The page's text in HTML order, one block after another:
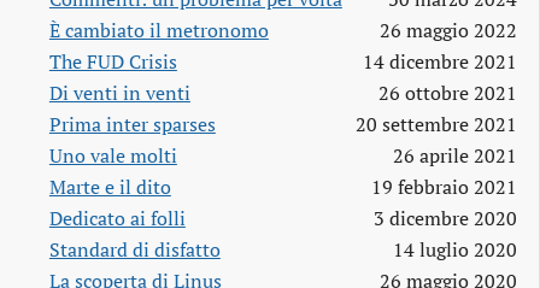
È cambiato il metronomo
26 maggio 2022
The FUD Crisis
14 dicembre 2021
Di venti in venti
26 ottobre 2021
Prima inter sparses
20 settembre 2021
Uno vale molti
26 aprile 2021
Marte e il dito
19 febbraio 2021
Dedicato ai folli
3 dicembre 2020
Standard di disfatto
14 luglio 2020
La scoperta di Linus
26 maggio 2020